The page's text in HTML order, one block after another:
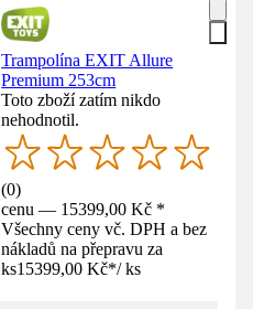
Trampolína EXIT Allure
Premium 253cm
Toto zboží zatím nikdo
nehodnotil.
(0)
cenu — 15399,00 Kč *
Všechny ceny vč. DPH a bez
nákladů na přepravu za
ks15399,00 Kč*/ ks